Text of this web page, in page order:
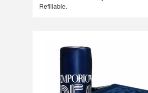
Refillable.